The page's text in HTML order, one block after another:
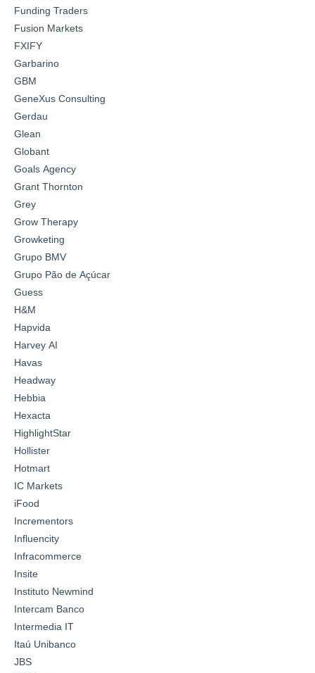
Funding Traders
Fusion Markets
FXIFY
Garbarino
GBM
GeneXus Consulting
Gerdau
Glean
Globant
Goals Agency
Grant Thornton
Grey
Grow Therapy
Growketing
Grupo BMV
Grupo Pão de Açúcar
Guess
H&M
Hapvida
Harvey AI
Havas
Headway
Hebbia
Hexacta
HighlightStar
Hollister
Hotmart
IC Markets
iFood
Incrementors
Influencity
Infracommerce
Insite
Instituto Newmind
Intercam Banco
Intermedia IT
Itaú Unibanco
JBS